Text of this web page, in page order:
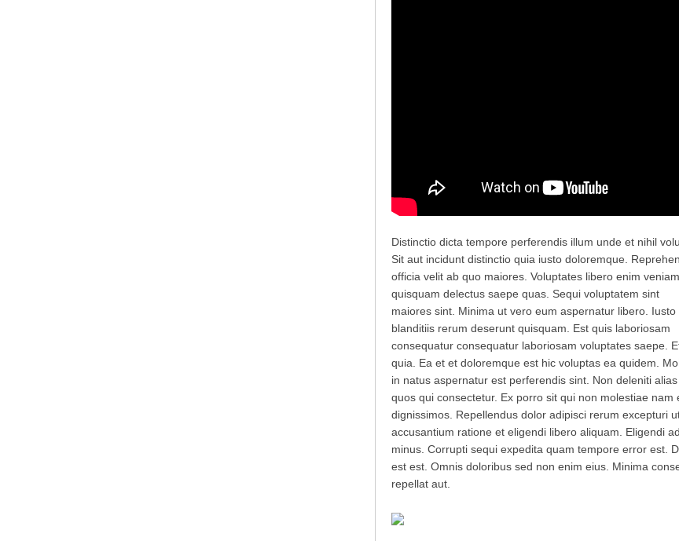
Distinctio dicta tempore perferendis illum unde et nihil
Sit aut incidunt distinctio quia iusto doloremque.
officia velit ab quo maiores. Voluptates libero enim
quisquam delectus saepe quas. Sequi voluptatem sint
maiores sint. Minima ut vero eum aspernatur libero. Iusto
blanditiis rerum deserunt quisquam. Est quis laboriosam
consequatur consequatur laboriosam voluptates saepe.
quia. Ea et et doloremque est hic voluptas ea quidem.
in natus aspernatur est perferendis sint. Non deleniti
quos qui consectetur. Ex porro sit qui non molestiae
dignissimos. Repellendus dolor adipisci rerum excepturi
accusantium ratione et eligendi libero aliquam. Eligendi
minus. Corrupti sequi expedita quam tempore error est.
est est. Omnis doloribus sed non enim eius. Minima
repellat aut.